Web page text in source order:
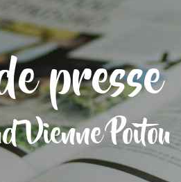
presse
Vienne Poitou